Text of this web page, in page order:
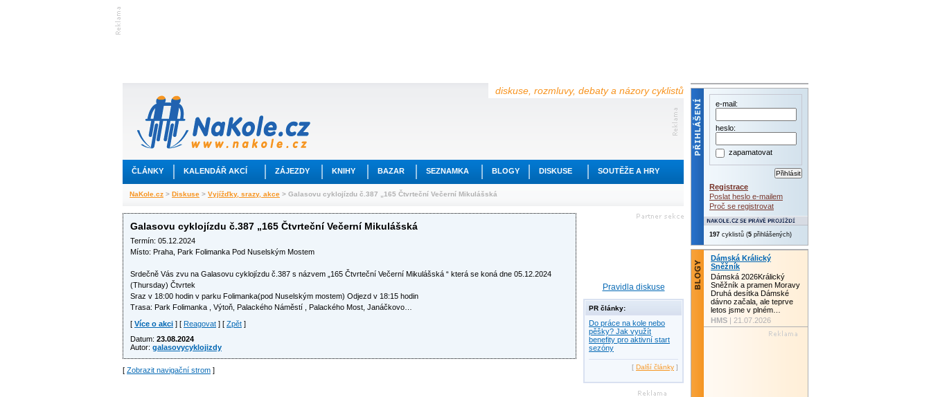
diskuse, rozmluvy, debaty a názory cyklistů
ČLÁNKY KALENDÁŘ AKCÍ ZÁJEZDY KNIHY BAZAR SEZNAMKA BLOGY DISKUSE SOUTĚŽE A HRY
NaKole.cz > Diskuse > Vyjížďky, srazy, akce > Galasovu cyklojízdu č.387 „165 Čtvrteční Večerní Mikulášská
Galasovu cyklojízdu č.387 „165 Čtvrteční Večerní Mikulášská
Termín: 05.12.2024
Místo: Praha, Park Folimanka Pod Nuselským Mostem
Srdečně Vás zvu na Galasovu cyklojízdu č.387 s názvem „165 Čtvrteční Večerní Mikulášská “ která se koná dne 05.12.2024
(Thursday) Čtvrtek
Sraz v 18:00 hodin v parku Folimanka(pod Nuselským mostem) Odjezd v 18:15 hodin
Trasa: Park Folimanka , Výtoň, Palackého Náměstí , Palackého Most, Janáčkovo…
[ Více o akci ] [ Reagovat ] [ Zpět ]
Datum: 23.08.2024
Autor: galasovycyklojizdy
[ Zobrazit navigační strom ]
Pravidla diskuse
PR články:
Do práce na kole nebo
pěšky? Jak využít
benefity pro aktivní start
sezóny
[ Další články ]
e-mail:
heslo:
zapamatovat
Registrace
Poslat heslo e-mailem
Proč se registrovat
197 cyklistů (5 přihlášených)
Dámská Králický
Sněžník
Dámská 2026Králický
Sněžník a pramen Moravy
Druhá desítka Dámské
dávno začala, ale teprve
letos jsme v plném…
HMS | 21.07.2026